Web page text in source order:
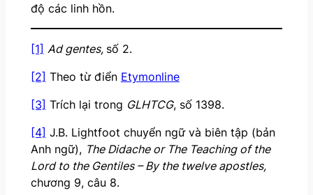
độ các linh hồn.
[1] Ad gentes, số 2.
[2] Theo từ điển Etymonline
[3] Trích lại trong GLHTCG, số 1398.
[4] J.B. Lightfoot chuyển ngữ và biên tập (bản
Anh ngữ), The Didache or The Teaching of the
Lord to the Gentiles – By the twelve apostles,
chương 9, câu 8.